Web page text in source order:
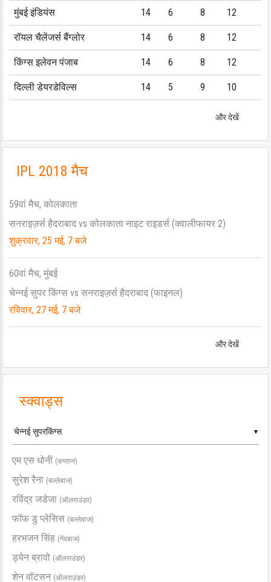
मुंबई इंडियंस 14 6 8 12
रॉयल चैलेंजर्स बैंग्लोर 14 6 8 12
किंग्स इलेवन पंजाब 14 6 8 12
दिल्ली डेयरडेविल्स 14 5 9 10
और देखें
IPL 2018 मैच
59वां मैच, कोलकाता
सनराइज़र्स हैदराबाद vs कोलकाता नाइट राइडर्स (क्वालीफायर 2)
शुक्रवार, 25 मई, 7 बजे
60वां मैच, मुंबई
चेन्नई सुपर किंग्स vs सनराइज़र्स हैदराबाद (फाइनल)
रविवार, 27 मई, 7 बजे
और देखें
स्क्वाड्स
▼
एम एस धोनी (कप्तान)
सुरेश रैना (बल्लेबाज)
रविंद्र जडेजा (ऑलराउंडर)
फॉफ डु प्लेसिस (बल्लेबाज)
हरभजन सिंह (गेंदबाज)
ड्येन ब्रावो (ऑलराउंडर)
शेन वॉटसन (ऑलराउंडर)